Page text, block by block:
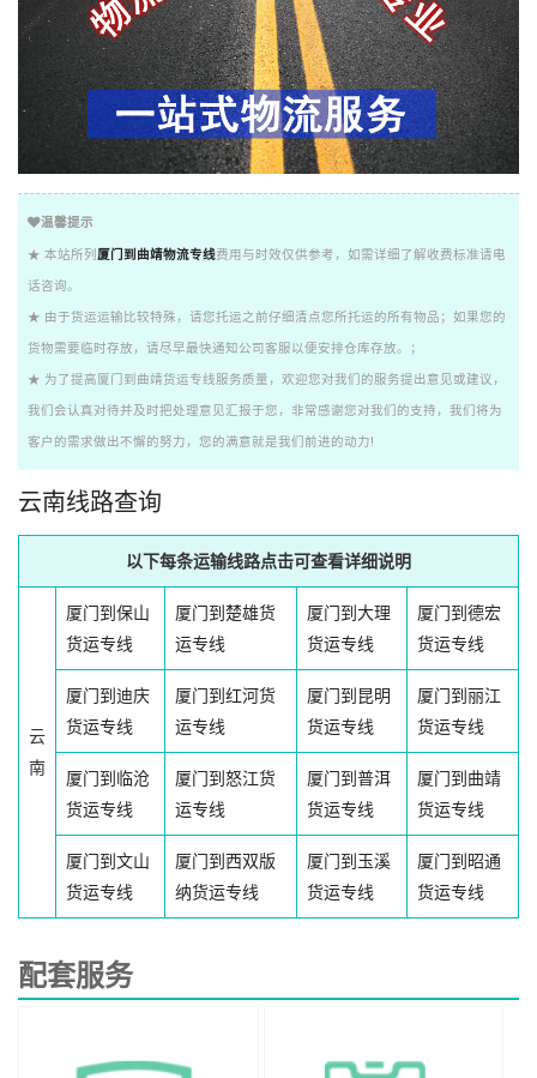
温馨提示
★ 本站所列 厦门到曲靖物流专线费用与时效仅供参考，如需详细了解收费标准请电
话咨询。
★ 由于货运运输比较特殊，请您托运之前仔细清点您所托运的所有物品；如果您的
货物需要临时存放，请尽早最快通知公司客服以便安排仓库存放。；
★ 为了提高厦门到曲靖货运专线服务质量，欢迎您对我们的服务提出意见或建议，
我们会认真对待并及时把处理意见汇报于您，非常感谢您对我们的支持，我们将为
客户的需求做出不懈的努力，您的满意就是我们前进的动力!
云南线路查询
以下每条运输线路点击可查看详细说明
云
南
厦门到保山
货运专线
厦门到楚雄货
运专线
厦门到大理
货运专线
厦门到德宏
货运专线
厦门到迪庆
货运专线
厦门到红河货
运专线
厦门到昆明
货运专线
厦门到丽江
货运专线
厦门到临沧
货运专线
厦门到怒江货
运专线
厦门到普洱
货运专线
厦门到曲靖
货运专线
厦门到文山
货运专线
厦门到西双版
纳货运专线
厦门到玉溪
货运专线
厦门到昭通
货运专线
配套服务